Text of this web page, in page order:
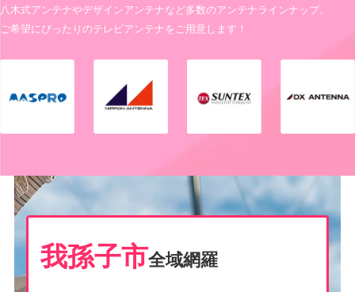
八木式アンテナやデザインアンテナなど多数のアンテナラインナップ。
ご希望にぴったりのテレビアンテナをご用意します！
我孫子市全域網羅